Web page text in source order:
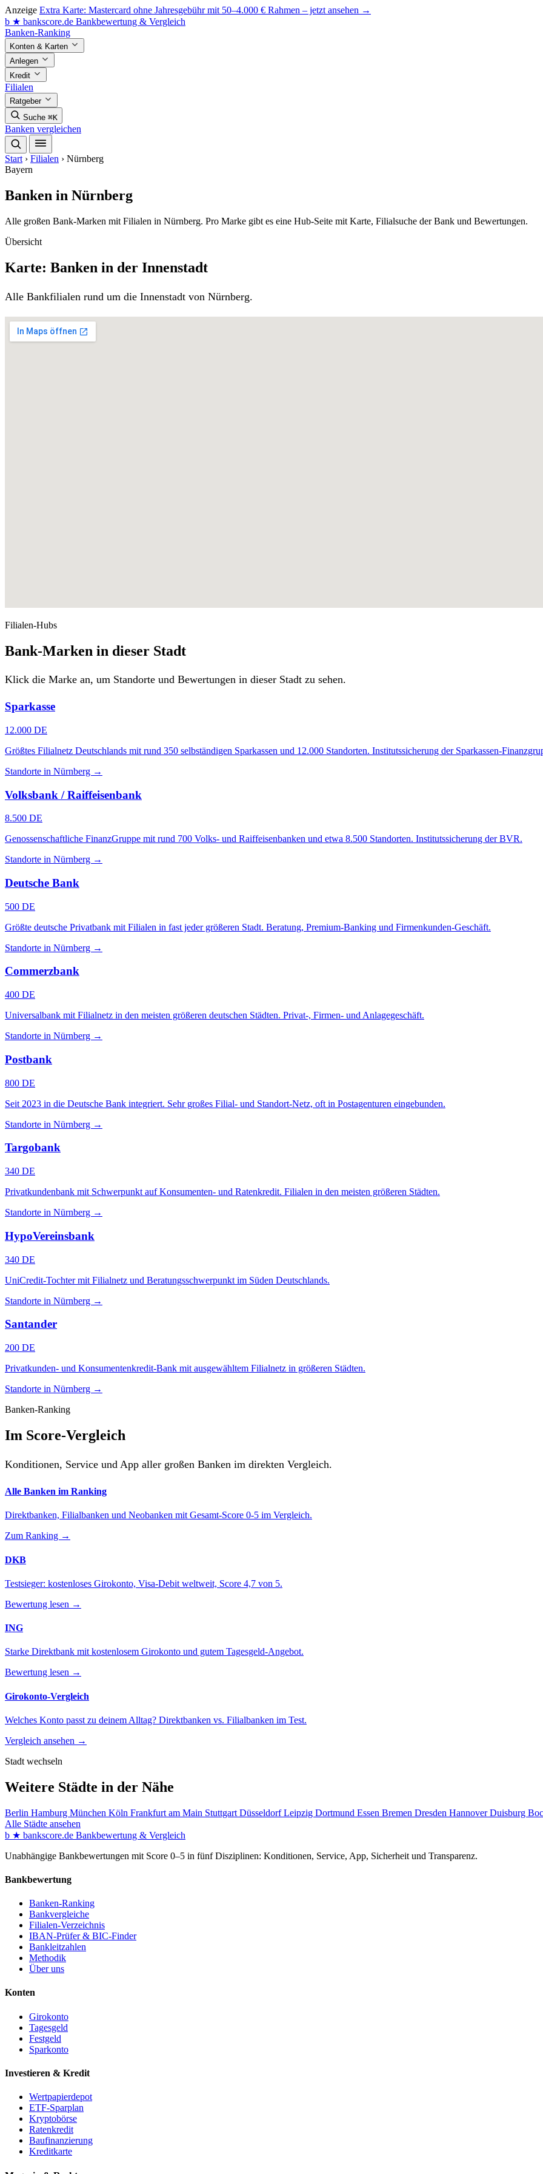
Anzeige Extra Karte: Mastercard ohne Jahresgebühr mit 50–4.000 € Rahmen – jetzt ansehen →
b ★ bankscore.de Bankbewertung & Vergleich
Banken-Ranking
Konten & Karten
Anlegen
Kredit
Filialen
Ratgeber
Suche ⌘K
Banken vergleichen
Start › Filialen › Nürnberg
Bayern
Banken in Nürnberg
Alle großen Bank-Marken mit Filialen in Nürnberg. Pro Marke gibt es eine Hub-Seite mit Karte, Filialsuche der Bank und Bewertungen.
Übersicht
Karte: Banken in der Innenstadt
Alle Bankfilialen rund um die Innenstadt von Nürnberg.
Filialen-Hubs
Bank-Marken in dieser Stadt
Klick die Marke an, um Standorte und Bewertungen in dieser Stadt zu sehen.
Sparkasse
12.000 DE
Größtes Filialnetz Deutschlands mit rund 350 selbständigen Sparkassen und 12.000 Standorten. Institutssicherung der Sparkassen-
Standorte in Nürnberg →
Volksbank / Raiffeisenbank
8.500 DE
Genossenschaftliche FinanzGruppe mit rund 700 Volks- und Raiffeisenbanken und etwa 8.500 Standorten. Institutssicherung der BVR.
Standorte in Nürnberg →
Deutsche Bank
500 DE
Größte deutsche Privatbank mit Filialen in fast jeder größeren Stadt. Beratung, Premium-Banking und Firmenkunden-Geschäft.
Standorte in Nürnberg →
Commerzbank
400 DE
Universalbank mit Filialnetz in den meisten größeren deutschen Städten. Privat-, Firmen- und Anlagegeschäft.
Standorte in Nürnberg →
Postbank
800 DE
Seit 2023 in die Deutsche Bank integriert. Sehr großes Filial- und Standort-Netz, oft in Postagenturen eingebunden.
Standorte in Nürnberg →
Targobank
340 DE
Privatkundenbank mit Schwerpunkt auf Konsumenten- und Ratenkredit. Filialen in den meisten größeren Städten.
Standorte in Nürnberg →
HypoVereinsbank
340 DE
UniCredit-Tochter mit Filialnetz und Beratungsschwerpunkt im Süden Deutschlands.
Standorte in Nürnberg →
Santander
200 DE
Privatkunden- und Konsumentenkredit-Bank mit ausgewähltem Filialnetz in größeren Städten.
Standorte in Nürnberg →
Banken-Ranking
Im Score-Vergleich
Konditionen, Service und App aller großen Banken im direkten Vergleich.
Alle Banken im Ranking
Direktbanken, Filialbanken und Neobanken mit Gesamt-Score 0-5 im Vergleich.
Zum Ranking →
DKB
Testsieger: kostenloses Girokonto, Visa-Debit weltweit, Score 4,7 von 5.
Bewertung lesen →
ING
Starke Direktbank mit kostenlosem Girokonto und gutem Tagesgeld-Angebot.
Bewertung lesen →
Girokonto-Vergleich
Welches Konto passt zu deinem Alltag? Direktbanken vs. Filialbanken im Test.
Vergleich ansehen →
Stadt wechseln
Weitere Städte in der Nähe
Berlin Hamburg München Köln Frankfurt am Main Stuttgart DüsseldorfLeipzig Dortmund Essen Bremen Dresden HannoverDuisburg
Alle Städte ansehen
b ★ bankscore.de Bankbewertung & Vergleich
Unabhängige Bankbewertungen mit Score 0–5 in fünf Disziplinen: Konditionen, Service, App, Sicherheit und Transparenz.
Bankbewertung
Banken-Ranking
Bankvergleiche
Filialen-Verzeichnis
IBAN-Prüfer & BIC-Finder
Bankleitzahlen
Methodik
Über uns
Konten
Girokonto
Tagesgeld
Festgeld
Sparkonto
Investieren & Kredit
Wertpapierdepot
ETF-Sparplan
Kryptobörse
Ratenkredit
Baufinanzierung
Kreditkarte